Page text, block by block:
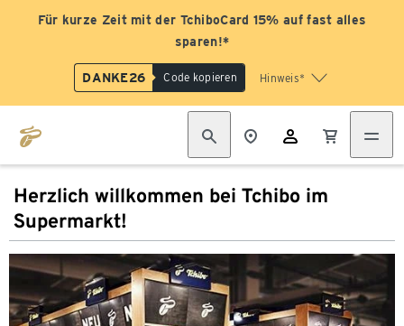
Für kurze Zeit mit der TchiboCard 15% auf fast alles
sparen!*
DANKE26 Code kopieren Hinweis*
Herzlich willkommen bei Tchibo im
Supermarkt!